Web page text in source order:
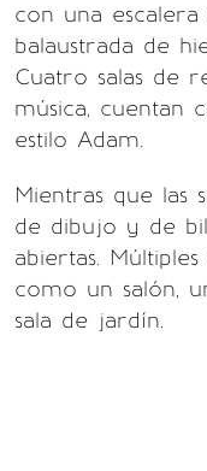
con una
balaustrada de
Cuatro salas de
música, cuentan
estilo Adam.
Mientras que las
de dibujo y de
abiertas.
como un salón,
sala de jardín.